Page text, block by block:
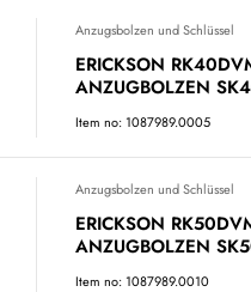
Anzugsbolzen und Schlüssel
ERICKSON
ANZUGBOLZEN
Item no: 1087989.0005
Anzugsbolzen und Schlüssel
ERICKSON
ANZUGBOLZEN
Item no: 1087989.0010